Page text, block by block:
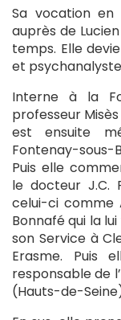
Sa vocation en
auprès de
temps. Elle
et
Interne à la
professeur Misès
est ensuite
Fontenay-sous-
Puis elle
le docteur J.C.
celui-ci comme
Bonnafé qui la
son Service à
Erasme. Puis
responsable de
(Hauts-de-